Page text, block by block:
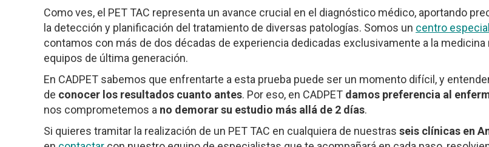
Como ves, el PET TAC representa un avance crucial en el diagnóstico médico, aportando
la detección y planificación del tratamiento de diversas patologías. Somos un centro
contamos con más de dos décadas de experiencia dedicadas exclusivamente a la medicina
equipos de última generación.
En CADPET sabemos que enfrentarte a esta prueba puede ser un momento difícil, y
de conocer los resultados cuanto antes. Por eso, en CADPET damos preferencia al
nos comprometemos a no demorar su estudio más allá de 2 días.
Si quieres tramitar la realización de un PET TAC en cualquiera de nuestras seis clínicas en